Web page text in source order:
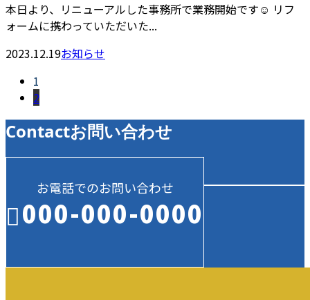
本日より、リニューアルした事務所で業務開始です☺️ リフ
ォームに携わっていただいた...
2023.12.19お知らせ
1
2
Contactお問い合わせ
お電話でのお問い合わせ
000-000-0000